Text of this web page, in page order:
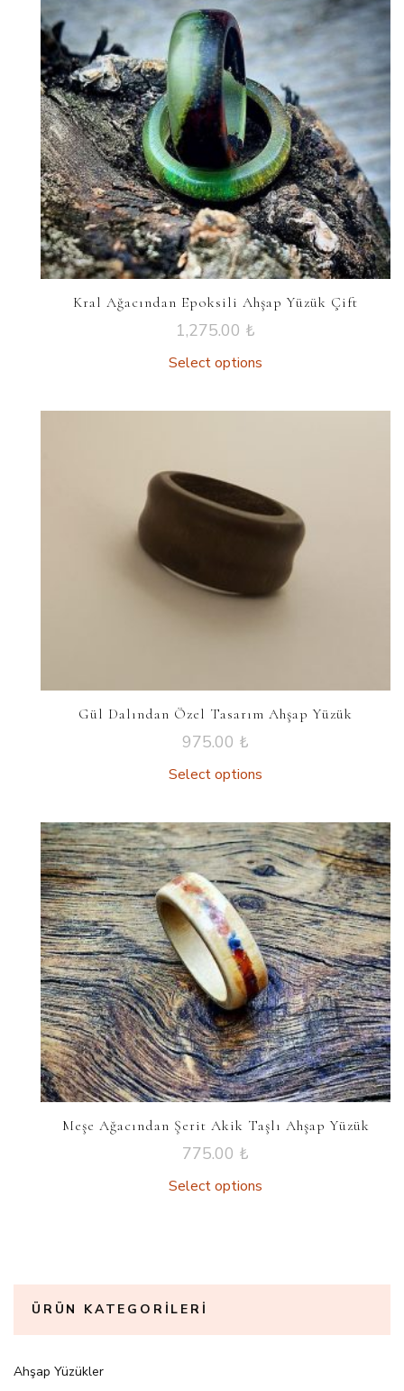
Kral Ağacından Epoksili Ahşap Yüzük Çift
1,275.00 ₺
Select options
Gül Dalından Özel Tasarım Ahşap Yüzük
975.00 ₺
Select options
Meşe Ağacından Şerit Akik Taşlı Ahşap Yüzük
775.00 ₺
Select options
ÜRÜN KATEGORILERI
Ahşap Yüzükler